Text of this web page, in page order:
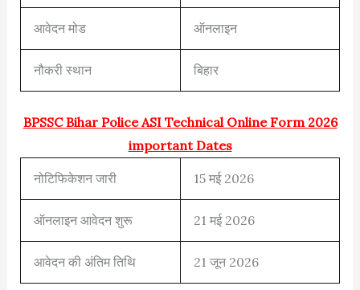
आवेदन मोड ऑनलाइन
नौकरी स्थान बिहार
BPSSC Bihar Police ASI Technical Online Form 2026
important Dates
नोटिफिकेशन जारी 15 मई 2026
ऑनलाइन आवेदन शुरू 21 मई 2026
आवेदन की अंतिम तिथि 21 जून 2026